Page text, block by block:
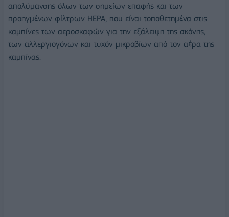
απολύμανσης όλων των σημείων επαφής και των
προηγμένων φίλτρων HEPA, που είναι τοποθετημένα στις
καμπίνες των αεροσκαφών για την εξάλειψη της σκόνης,
των αλλεργιογόνων και τυχόν μικροβίων από τον αέρα της
καμπίνας.